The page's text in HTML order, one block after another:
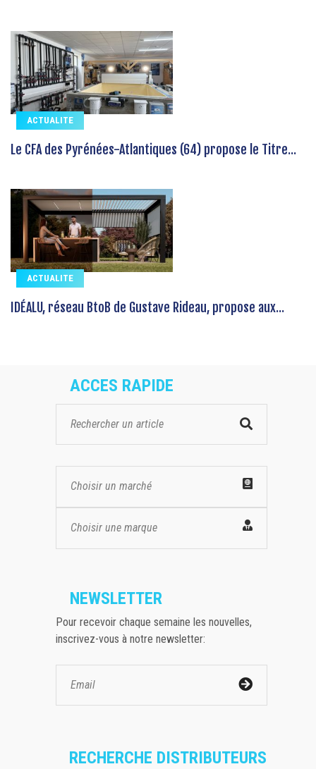
ACTUALITE
Le CFA des Pyrénées-Atlantiques (64) propose le Titre...
ACTUALITE
IDÉALU, réseau BtoB de Gustave Rideau, propose aux...
ACCES RAPIDE
Choisir un marché
Choisir une marque
NEWSLETTER
Pour recevoir chaque semaine les nouvelles,
inscrivez-vous à notre newsletter:
RECHERCHE DISTRIBUTEURS